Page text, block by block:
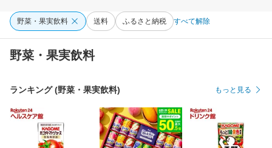
野菜・果実飲料 送料 ふるさと納税 すべて解除
野菜・果実飲料
ランキング (野菜・果実飲料) もっと見る